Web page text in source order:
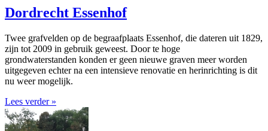
Dordrecht Essenhof
Twee grafvelden op de begraafplaats Essenhof, die dateren uit 1829,
zijn tot 2009 in gebruik geweest. Door te hoge
grondwaterstanden konden er geen nieuwe graven meer worden
uitgegeven echter na een intensieve renovatie en herinrichting is dit
nu weer mogelijk.
Lees verder »